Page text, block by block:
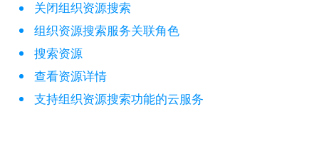
关闭组织资源搜索
组织资源搜索服务关联角色
搜索资源
查看资源详情
支持组织资源搜索功能的云服务